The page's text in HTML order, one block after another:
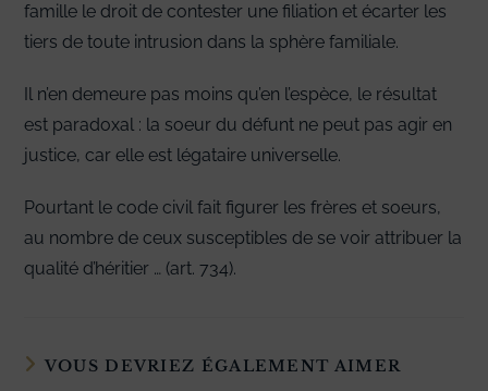
famille le droit de contester une filiation et écarter les
tiers de toute intrusion dans la sphère familiale.
Il n’en demeure pas moins qu’en l’espèce, le résultat
est paradoxal : la soeur du défunt ne peut pas agir en
justice, car elle est légataire universelle.
Pourtant le code civil fait figurer les frères et soeurs,
au nombre de ceux susceptibles de se voir attribuer la
qualité d’héritier … (art. 734).
VOUS DEVRIEZ ÉGALEMENT AIMER